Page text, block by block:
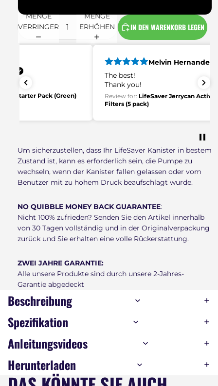
MENGE
VERRINGERN
MENGE
ERHÖHEN
IN DEN WARENKORB LEGEN
Melvin Hernandez
Review for:LifeSaver Jerrycan Activated Carbon
Um sicherzustellen, dass Ihr LifeSaver Kanister in bestem
Zustand ist, kann es erforderlich sein, die Pumpe zu
wechseln, wenn der Kanister fallen gelassen oder vom
Benutzer mit zu hohem Druck beaufschlagt wurde.
NO QUIBBLE MONEY BACK GUARANTEE:
Nicht 100% zufrieden? Senden Sie den Artikel innerhalb
von 30 Tagen vollständig und in der Originalverpackung
zurück und Sie erhalten eine volle Rückerstattung.
ZWEI JAHRE GARANTIE:
Alle unsere Produkte sind durch unsere 2-Jahres-
Garantie abgedeckt
Beschreibung
Spezifikation
Anleitungsvideos
Herunterladen